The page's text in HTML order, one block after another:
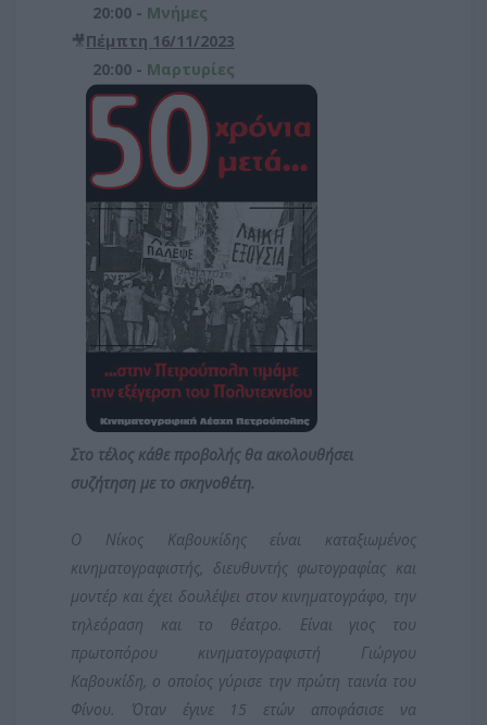
20:00 - Μνήμες
🎥Πέμπτη 16/11/2023
20:00 - Μαρτυρίες
Στο τέλος κάθε προβολής θα ακολουθήσει
συζήτηση με το σκηνοθέτη.
Ο Νίκος Καβουκίδης είναι καταξιωμένος
κινηματογραφιστής, διευθυντής φωτογραφίας και
μοντέρ και έχει δουλέψει στον κινηματογράφο, την
τηλεόραση και το θέατρο. Είναι γιος του
πρωτοπόρου κινηματογραφιστή Γιώργου
Καβουκίδη, ο οποίος γύρισε την πρώτη ταινία του
Φίνου. Όταν έγινε 15 ετών αποφάσισε να